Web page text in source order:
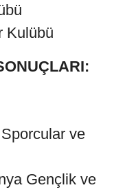
Kulübü
ve
Gençlik ve